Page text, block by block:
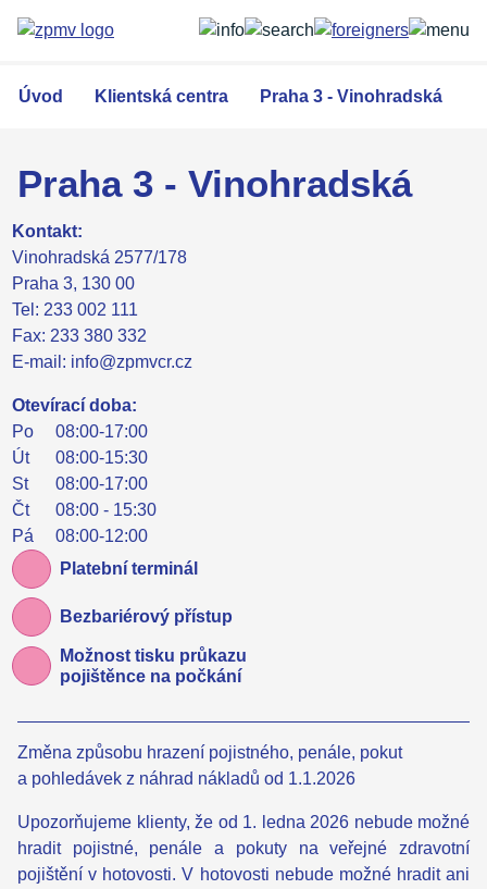
obsahu
Úvod Klientská centra Praha 3 - Vinohradská
Praha 3 - Vinohradská
Kontakt:
Vinohradská 2577/178
Praha 3, 130 00
Tel: 233 002 111
Fax: 233 380 332
E-mail: info@zpmvcr.cz
Otevírací doba:
Po
08:00-17:00
Út
08:00-15:30
St
08:00-17:00
Čt
08:00 - 15:30
Pá
08:00-12:00
Platební terminál
Bezbariérový přístup
Možnost tisku průkazu
pojištěnce na počkání
Změna způsobu hrazení pojistného, penále, pokut
a pohledávek z náhrad nákladů od 1.1.2026
Upozorňujeme klienty, že od 1. ledna 2026 nebude možné
hradit pojistné, penále a pokuty na veřejné zdravotní
pojištění v hotovosti. V hotovosti nebude možné hradit ani